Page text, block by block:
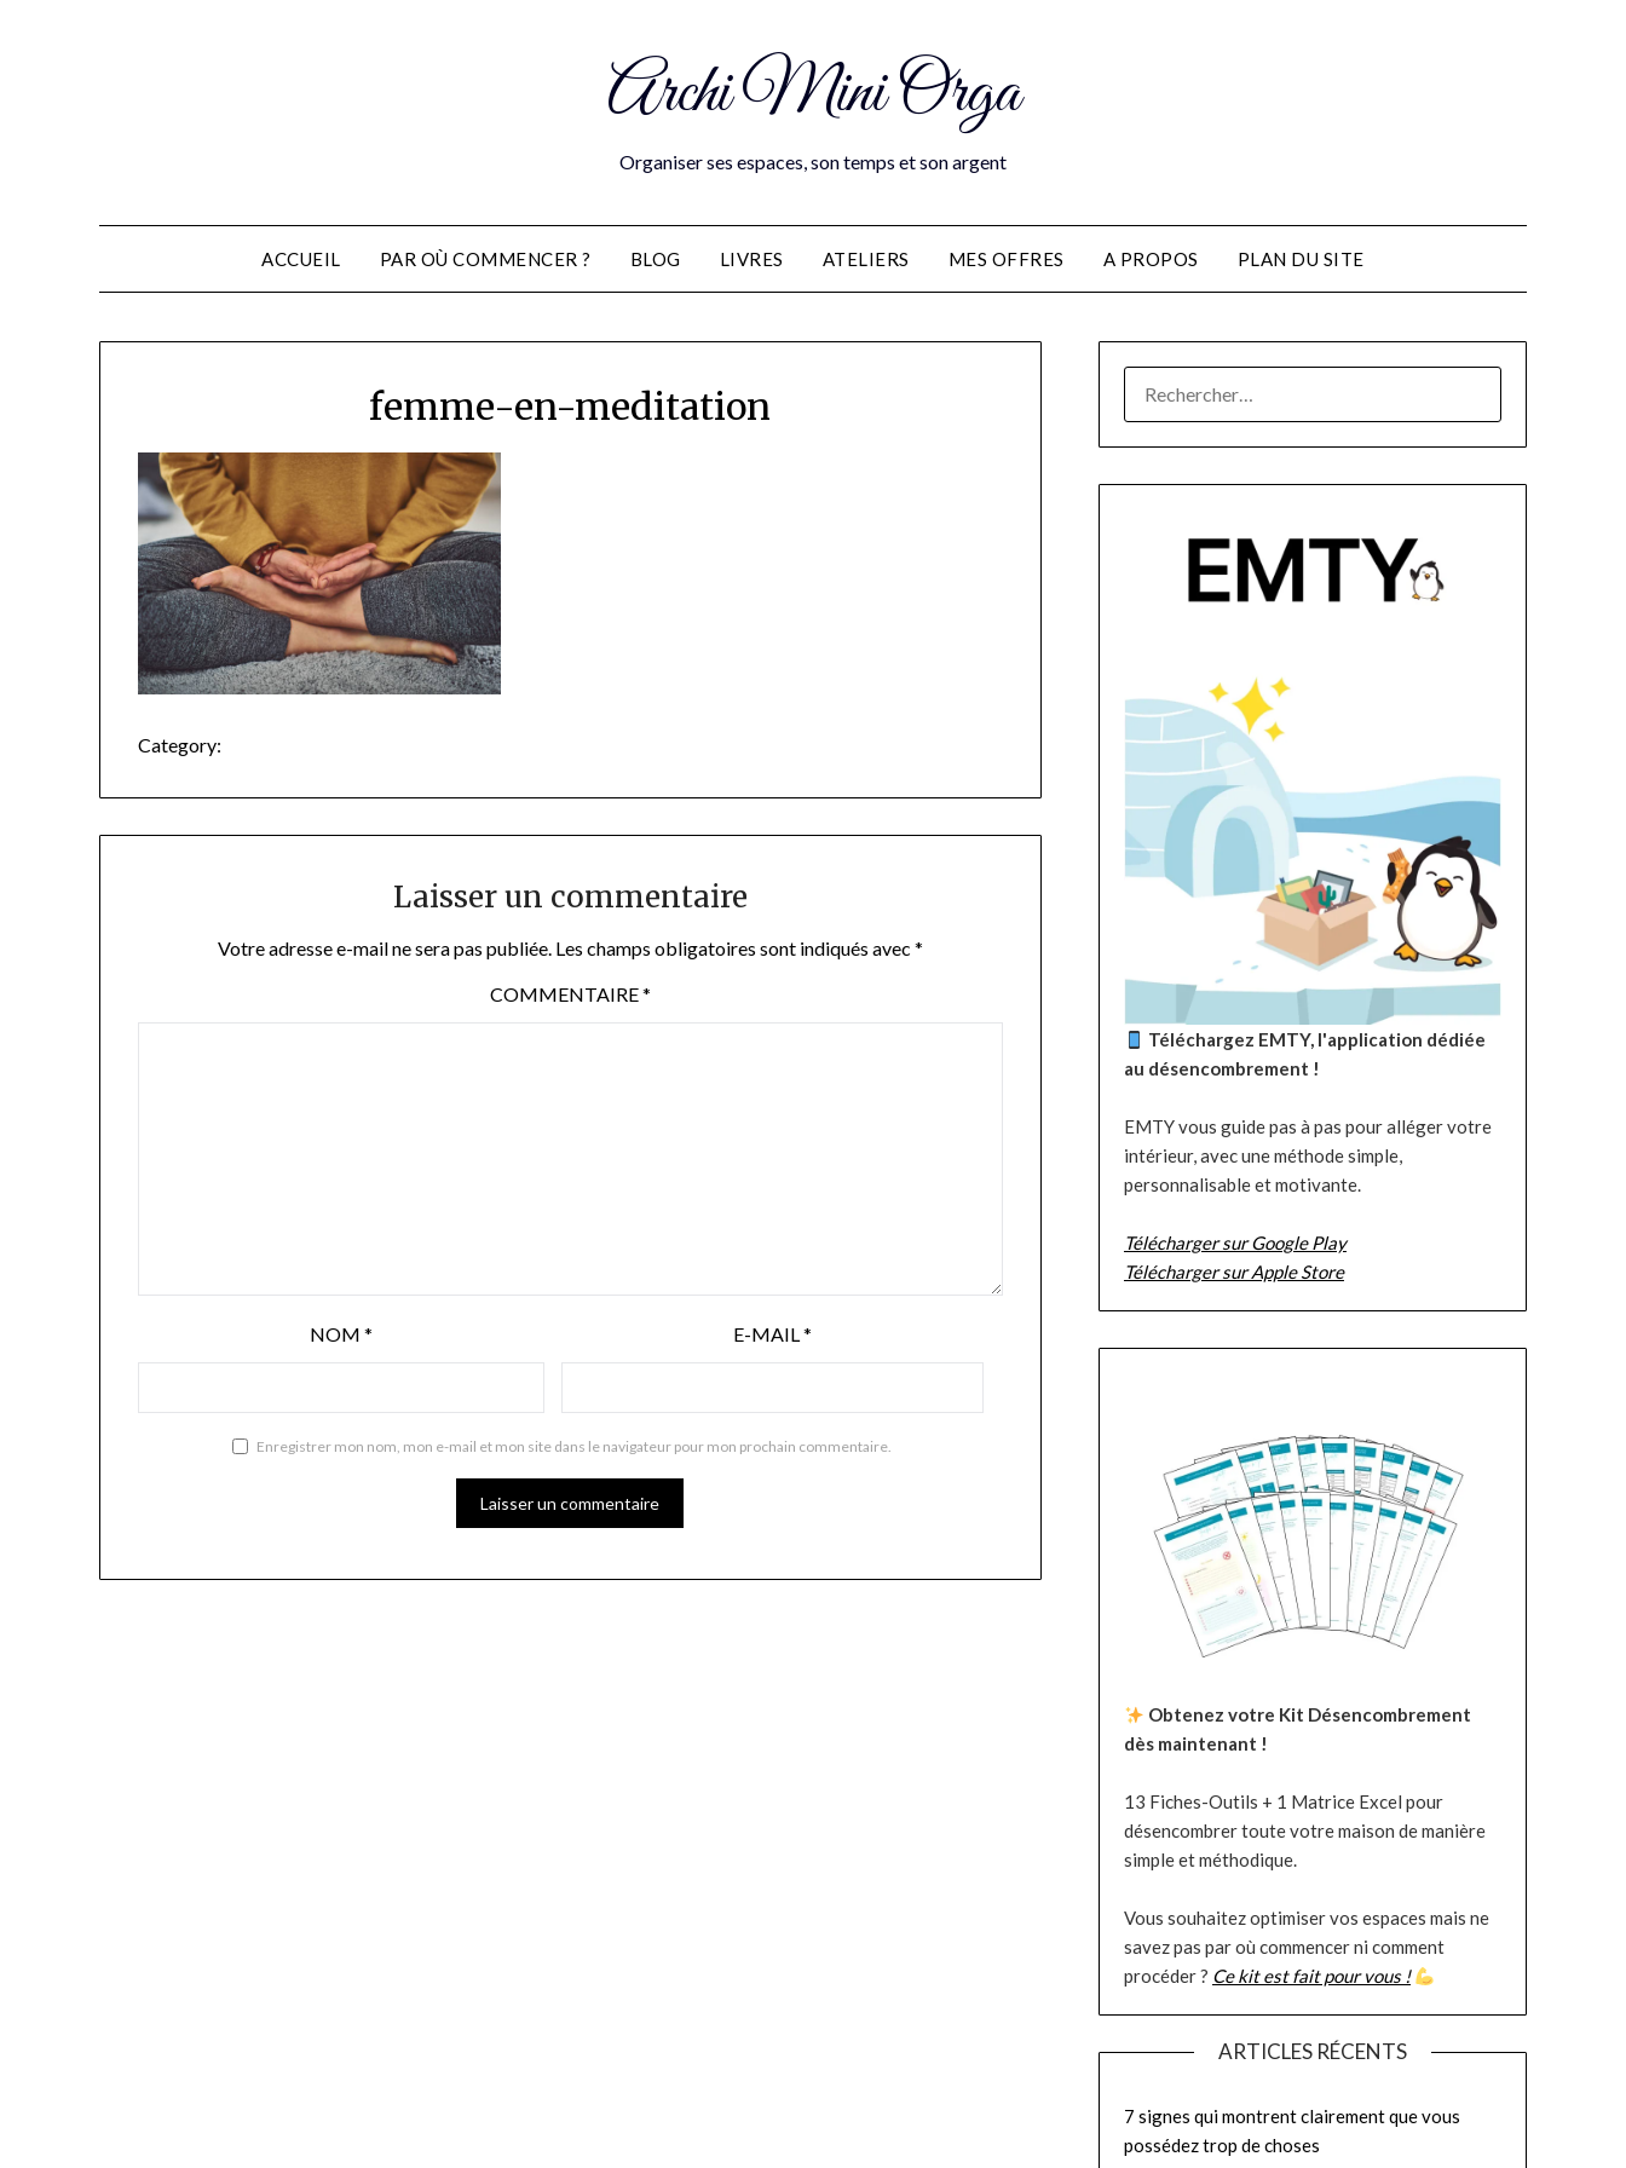
Archi Mini Orga
Organiser ses espaces, son temps et son argent
ACCUEIL PAR OÙ COMMENCER ? BLOG LIVRES ATELIERS MES OFFRES A PROPOS PLAN DU SITE
femme-en-meditation
Category:
Laisser un commentaire
Votre adresse e-mail ne sera pas publiée. Les champs obligatoires sont indiqués avec *
COMMENTAIRE*
NOM* E-MAIL*
Enregistrer mon nom, mon e-mail et mon site dans le navigateur pour mon prochain commentaire.
Téléchargez EMTY, l'application dédiée
au désencombrement !
EMTY vous guide pas à pas pour alléger votre
intérieur, avec une méthode simple,
personnalisable et motivante.
Télécharger sur Google Play
Télécharger sur Apple Store
Obtenez votre Kit Désencombrement
dès maintenant !
13 Fiches-Outils + 1 Matrice Excel pour
désencombrer toute votre maison de manière
simple et méthodique.
Vous souhaitez optimiser vos espaces mais ne
savez pas par où commencer ni comment
procéder ? Ce kit est fait pour vous !
ARTICLES RÉCENTS
7 signes qui montrent clairement que vous
possédez trop de choses